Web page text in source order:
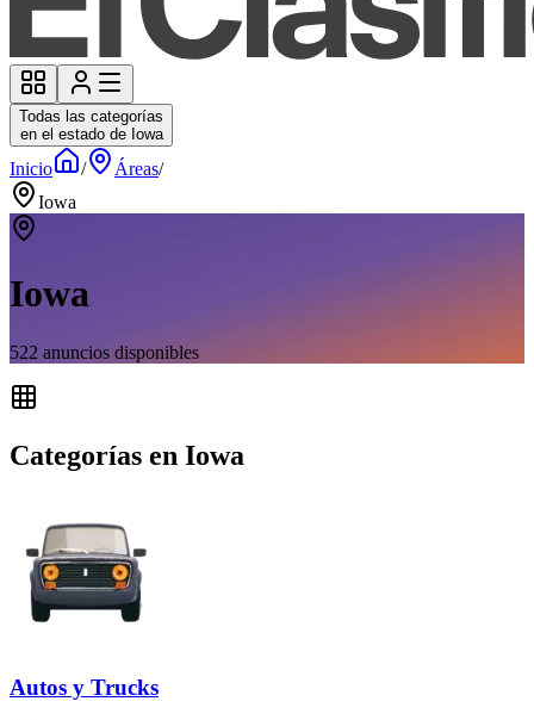
Todas las categorías
en el estado de Iowa
Inicio / Áreas/
Iowa
Iowa
522 anuncios disponibles
Categorías en Iowa
Autos y Trucks